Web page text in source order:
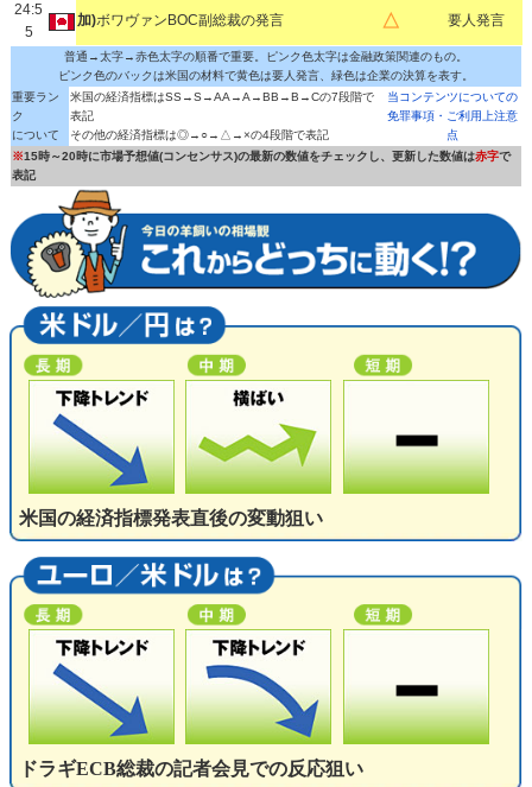
24:5
5
加)ボワヴァンBOC副総裁の発言 △ 要人発言
普通→太字→赤色太字の順番で重要。ピンク色太字は金融政策関連のもの。
ピンク色のバックは米国の材料で黄色は要人発言、緑色は企業の決算を表す。
重要ラン
ク
について
米国の経済指標はSS→S→AA→A→BB→B→Cの7段階で
表記
その他の経済指標は◎→○→△→×の4段階で表記
当コンテンツについての
免罪事項・ご利用上注意
点
※15時～20時に市場予想値(コンセンサス)の最新の数値をチェックし、更新した数値は赤字で
表記
米国の経済指標発表直後の変動狙い
ドラギECB総裁の記者会見での反応狙い